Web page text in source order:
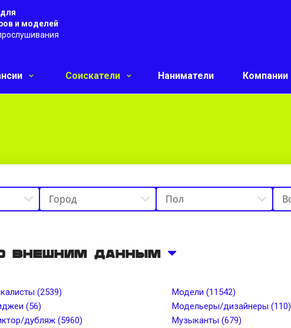
и моделей
Соискатели Наниматели Компании
внешним данным
голоса Длина волос
(2539)
(56)
дубляж (5960)
Модели (11542)
Модельеры/дизайнеры (110)
Музыканты (679)